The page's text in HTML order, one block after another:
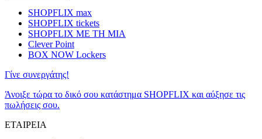
SHOPFLIX max
SHOPFLIX tickets
SHOPFLIX ΜΕ ΤΗ ΜΙΑ
Clever Point
BOX NOW Lockers
Γίνε συνεργάτης!
Άνοιξε τώρα το δικό σου κατάστημα SHOPFLIX και αύξησε τις
πωλήσεις σου.
ΕΤΑΙΡΕΙΑ